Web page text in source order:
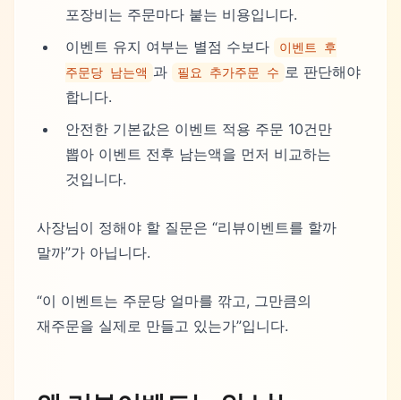
포장비는 주문마다 붙는 비용입니다.
이벤트 유지 여부는 별점 수보다
이벤트 후
주문당 남는액 과 필요 추가주문 수 로 판단해야
합니다.
안전한 기본값은 이벤트 적용 주문 10건만
뽑아 이벤트 전후 남는액을 먼저 비교하는
것입니다.
사장님이 정해야 할 질문은 “리뷰이벤트를 할까
말까”가 아닙니다.
“이 이벤트는 주문당 얼마를 깎고, 그만큼의
재주문을 실제로 만들고 있는가”입니다.